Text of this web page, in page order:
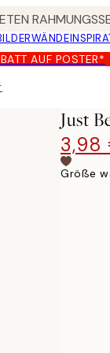
AUF POSTER*
Just
3,98
Größe